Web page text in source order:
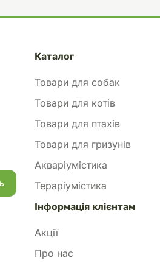
Каталог
Товари для собак
Товари для котів
Товари для птахів
Товари для гризунів
Акваріумістика
Тераріумістика
Інформація клієнтам
Акції
Про нас